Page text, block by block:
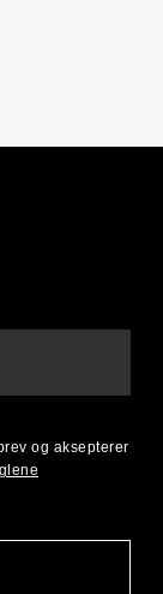
og aksepterer